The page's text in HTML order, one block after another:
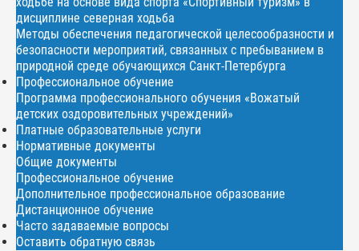
дисциплине северная ходьба
Методы обеспечения педагогической целесообразности и
безопасности мероприятий, связанных с пребыванием в
природной среде обучающихся Санкт-Петербурга
Профессиональное обучение
Программа профессионального обучения «Вожатый
детских оздоровительных учреждений»
Платные образовательные услуги
Нормативные документы
Общие документы
Профессиональное обучение
Дополнительное профессиональное образование
Дистанционное обучение
Часто задаваемые вопросы
Оставить обратную связь